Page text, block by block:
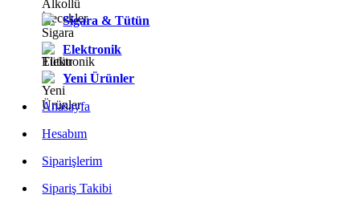
Sigara & Tütün
Elektronik
Yeni Ürünler
Anasayfa
Hesabım
Siparişlerim
Sipariş Takibi